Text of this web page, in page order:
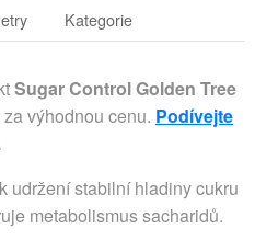
Kategorie
Sugar Control Golden Tree
výhodnou cenu. Podívejte
udržení stabilní hladiny cukru
metabolismus sacharidů.